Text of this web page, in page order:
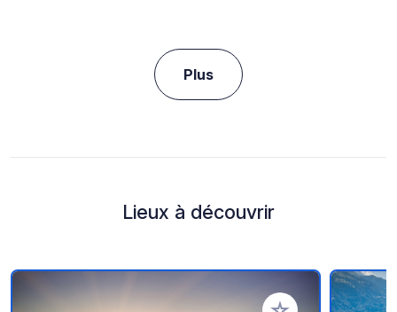
Plus
Lieux à découvrir